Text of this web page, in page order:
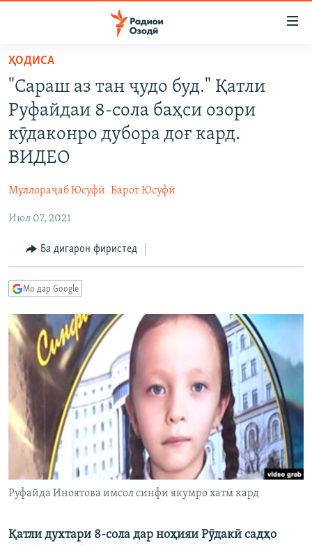
Ҷаҳиш
мояи
аслӣ
Ҷаҳиш
ба
феҳристи
Ҷаҳиш
ба
ГӮШАҲО
СИЁСАТ
ҶОМЕА
ОСИЁИ МАРКАЗӢ
ФАРҲАНГ
МЕҲМОНИ ОЗОДӢ
ГАПИ ОЗОД
РӮЗГОРИ МУҲОҶИР
САЛОМ, ХОҲАР
ҶАНГ ДАР УКРАИНА
НАЗАРИ МАРДУМ
БЛОГИСТОН
ЧАНДРАСОНАӢ
НИГОРИСТОН
ГУЗОРИШҲОИ РАДИОӢ
КИТОБҲОИ ОЗОДӢ
Русский
ПАЙГИРӢ КУНЕД
Ҳамаи сомонаҳои RFE/RL
ҲОДИСА
"Сараш аз тан ҷудо буд." Қатли
Руфайдаи 8-сола баҳси озори
кӯдаконро дубора доғ кард.
ВИДЕО
Муллораҷаб Юсуфӣ Барот Юсуфӣ
Июл 07, 2021
Ба дигарон фиристед
Мо дар Google
Руфайда Иноятова имсол синфи якумро хатм кард
Қатли духтари 8-сола дар ноҳияи Рӯдакӣ садҳо